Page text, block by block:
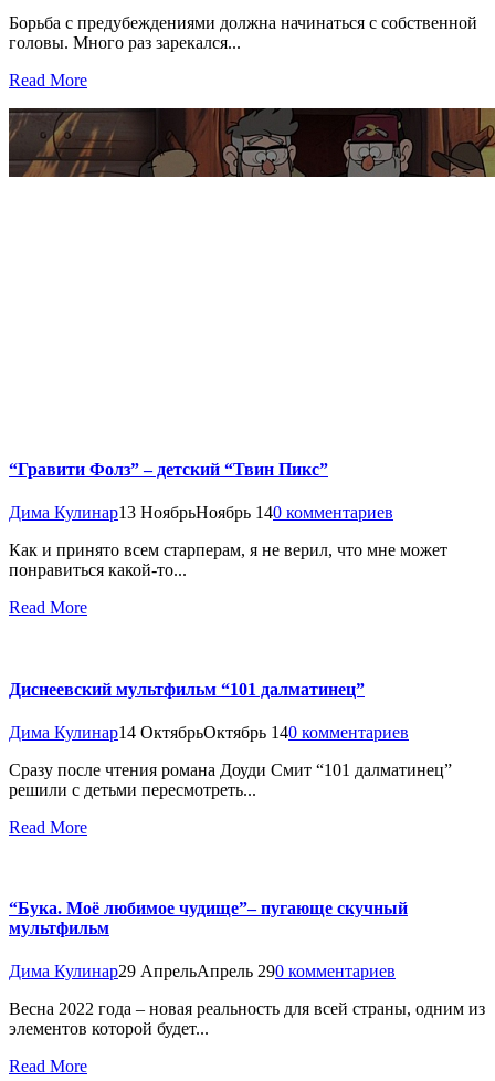
Борьба с предубеждениями должна начинаться с собственной
головы. Много раз зарекался...
Read More
“Гравити Фолз” – детский “Твин Пикс”
Дима Кулинар13 НоябрьНоябрь 140 комментариев
Как и принято всем старперам, я не верил, что мне может
понравиться какой-то...
Read More
Диснеевский мультфильм “101 далматинец”
Дима Кулинар14 ОктябрьОктябрь 140 комментариев
Сразу после чтения романа Доуди Смит “101 далматинец”
решили с детьми пересмотреть...
Read More
“Бука. Моё любимое чудище”– пугающе скучный
мультфильм
Дима Кулинар29 АпрельАпрель 290 комментариев
Весна 2022 года – новая реальность для всей страны, одним из
элементов которой будет...
Read More